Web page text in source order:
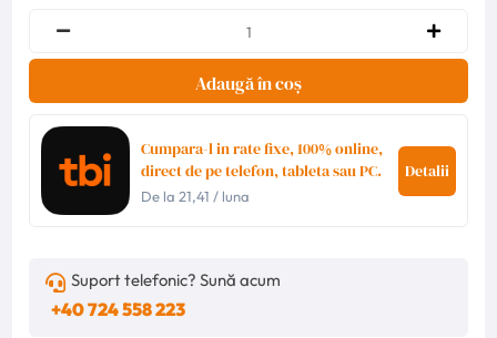
Adaugă în coș
Cumpara-l in rate fixe, 100% online,
direct de pe telefon, tableta sau PC.
De la21,41 / luna
Detalii
Suport telefonic? Sună acum
+40 724 558 223